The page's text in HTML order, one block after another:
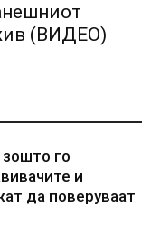
(ВИДЕО)
го
и
да поверуваат